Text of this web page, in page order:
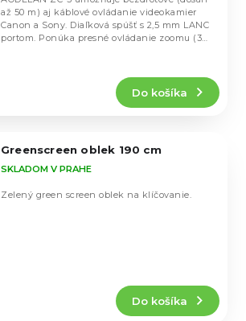
Do košíka
až 50 m) aj káblové ovládanie videokamier
Canon a Sony. Diaľková spúšť s 2,5 mm LANC
portom. Ponúka presné ovládanie zoomu (3
Greenscreen oblek 190 cm
SKLADOM V PRAHE
Do košíka
Zelený green screen oblek na klíčovanie.